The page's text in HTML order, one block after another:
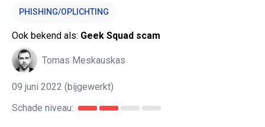
PHISHING/OPLICHTING
Ook bekend als: Geek Squad scam
Tomas Meskauskas
09 juni 2022 (bijgewerkt)
Schade niveau: